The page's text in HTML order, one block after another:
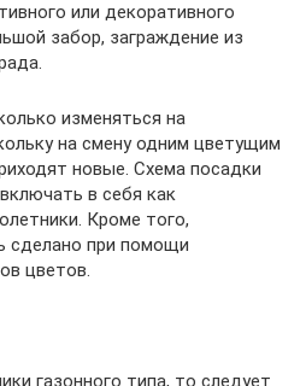
или декоративного
забор, заграждение из
изменяться на
на смену одним цветущим
новые. Схема посадки
в себя как
Кроме того,
сделано при помощи
цветов.
газонного типа, то следует